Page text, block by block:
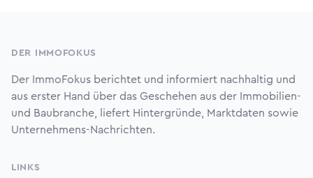
DER IMMOFOKUS
Der ImmoFokus berichtet und informiert nachhaltig und
aus erster Hand über das Geschehen aus der Immobilien-
und Baubranche, liefert Hintergründe, Marktdaten sowie
Unternehmens-Nachrichten.
LINKS